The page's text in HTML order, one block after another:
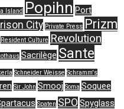
Island Popihn Port
City Private Press Prizm
Resident Culture Revolution
Sacrilège Sante
Schneider Weisse Schramm's
Sir John Smooj Soma Soquee
Spaten SPO Spyglass